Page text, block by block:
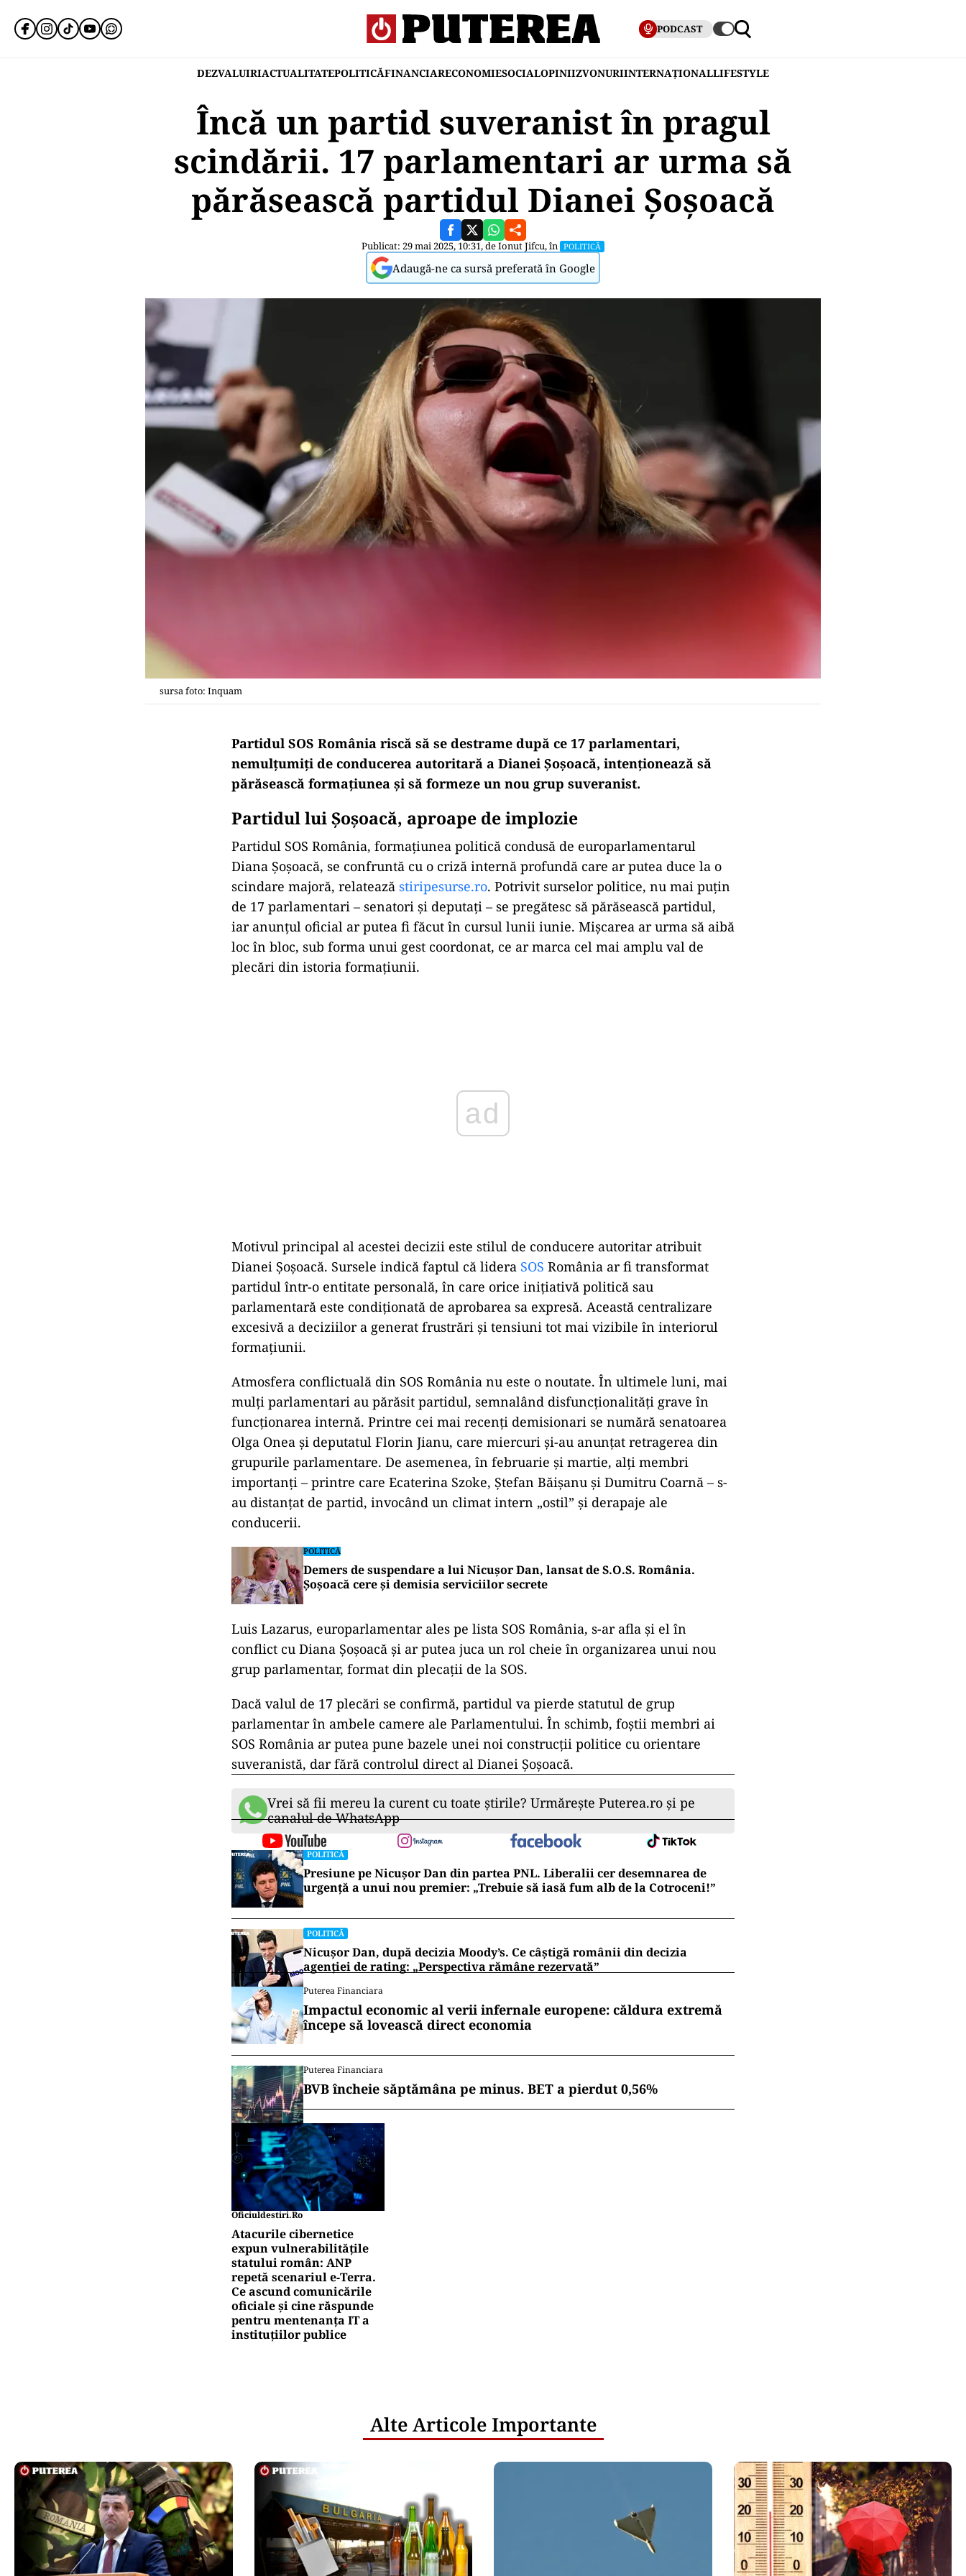
PODCAST
DEZVALUIRIACTUALITATEPOLITICĂFINANCIARECONOMIESOCIALOPINIIZVONURIINTERNAȚIONALLIFESTYLE
Încă un partid suveranist în pragul
scindării. 17 parlamentari ar urma să
părăsească partidul Dianei Şoşoacă
Publicat: 29 mai 2025, 10:31, deIonut Jifcu, în POLITICĂ
Adaugă-ne ca sursă preferată în Google
sursa foto: Inquam
Partidul SOS România riscă să se destrame după ce 17 parlamentari,
nemulțumiți de conducerea autoritară a Dianei Șoșoacă, intenționează să
părăsească formațiunea și să formeze un nou grup suveranist.
Partidul lui Şoşoacă, aproape de implozie
Partidul SOS România, formațiunea politică condusă de europarlamentarul
Diana Șoșoacă, se confruntă cu o criză internă profundă care ar putea duce la o
scindare majoră, relatează stiripesurse.ro. Potrivit surselor politice, nu mai puțin
de 17 parlamentari – senatori și deputați – se pregătesc să părăsească partidul,
iar anunțul oficial ar putea fi făcut în cursul lunii iunie. Mișcarea ar urma să aibă
loc în bloc, sub forma unui gest coordonat, ce ar marca cel mai amplu val de
plecări din istoria formațiunii.
Motivul principal al acestei decizii este stilul de conducere autoritar atribuit
Dianei Șoșoacă. Sursele indică faptul că lidera SOS România ar fi transformat
partidul într-o entitate personală, în care orice inițiativă politică sau
parlamentară este condiționată de aprobarea sa expresă. Această centralizare
excesivă a deciziilor a generat frustrări și tensiuni tot mai vizibile în interiorul
formațiunii.
Atmosfera conflictuală din SOS România nu este o noutate. În ultimele luni, mai
mulți parlamentari au părăsit partidul, semnalând disfuncționalități grave în
funcționarea internă. Printre cei mai recenți demisionari se numără senatoarea
Olga Onea și deputatul Florin Jianu, care miercuri și-au anunțat retragerea din
grupurile parlamentare. De asemenea, în februarie și martie, alți membri
importanți – printre care Ecaterina Szoke, Ștefan Băișanu și Dumitru Coarnă – s-
au distanțat de partid, invocând un climat intern „ostil” și derapaje ale
conducerii.
POLITICĂ
Demers de suspendare a lui Nicușor Dan, lansat de S.O.S. România.
Șoșoacă cere și demisia serviciilor secrete
Luis Lazarus, europarlamentar ales pe lista SOS România, s-ar afla și el în
conflict cu Diana Șoșoacă și ar putea juca un rol cheie în organizarea unui nou
grup parlamentar, format din plecații de la SOS.
Dacă valul de 17 plecări se confirmă, partidul va pierde statutul de grup
parlamentar în ambele camere ale Parlamentului. În schimb, foștii membri ai
SOS România ar putea pune bazele unei noi construcții politice cu orientare
suveranistă, dar fără controlul direct al Dianei Șoșoacă.
Vrei să fii mereu la curent cu toate știrile? Urmărește Puterea.ro și pe
canalul de WhatsApp
POLITICĂ
Presiune pe Nicușor Dan din partea PNL. Liberalii cer desemnarea de
urgență a unui nou premier: „Trebuie să iasă fum alb de la Cotroceni!”
POLITICĂ
Nicușor Dan, după decizia Moody’s. Ce câștigă românii din decizia
agenției de rating: „Perspectiva rămâne rezervată”
Puterea Financiara
Impactul economic al verii infernale europene: căldura extremă
începe să lovească direct economia
Puterea Financiara
BVB încheie săptămâna pe minus. BET a pierdut 0,56%
Oficiuldestiri.ro
Atacurile cibernetice
expun vulnerabilitățile
statului român: ANP
repetă scenariul e‑Terra.
Ce ascund comunicările
oficiale și cine răspunde
pentru mentenanța IT a
instituțiilor publice
Alte Articole Importante